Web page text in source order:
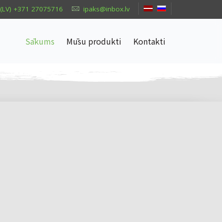
(LV) +371 27075716 ipaks@inbox.lv
Sākums Mūsu produkti Kontakti